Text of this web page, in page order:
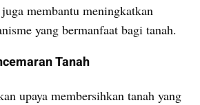
membantu meningkatkan
yang bermanfaat bagi tanah.
Tanah
upaya membersihkan tanah yang